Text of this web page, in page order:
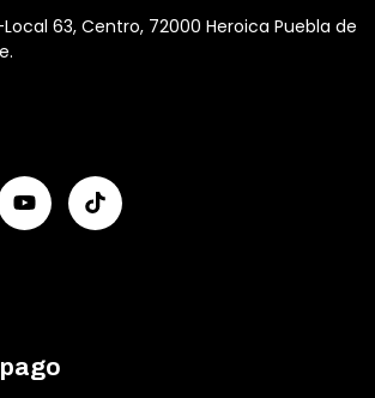
Local 63, Centro, 72000 Heroica Puebla de